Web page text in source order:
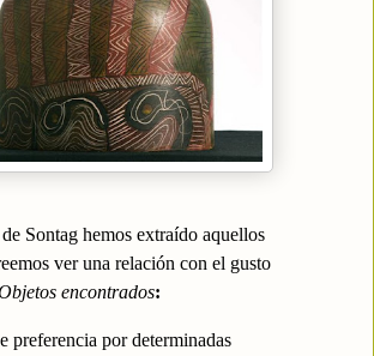
Sontag hemos extraído aquellos
ver una relación con el gusto
encontrados:
preferencia por determinadas